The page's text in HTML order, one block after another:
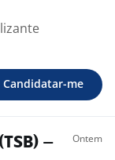
Candidatar-me
–
Ontem